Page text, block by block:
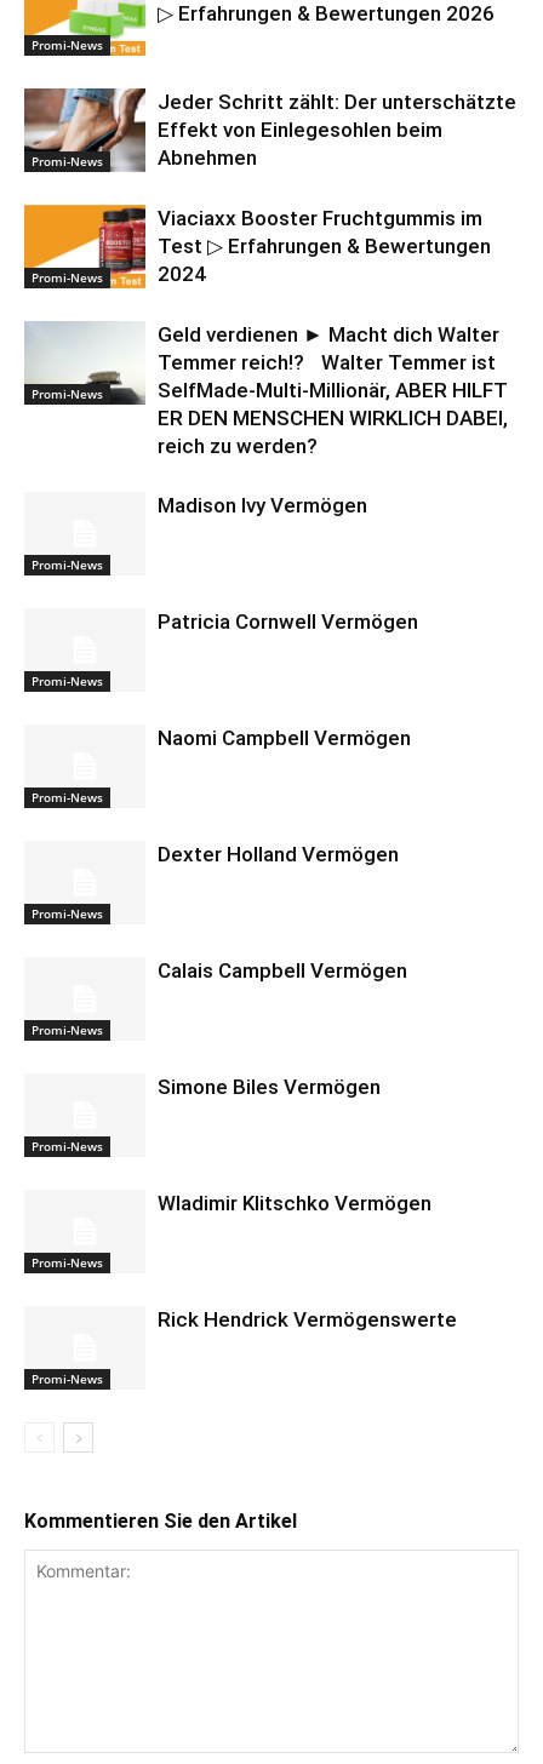
Promi-News
▷ Erfahrungen & Bewertungen 2026
Promi-News
Jeder Schritt zählt: Der unterschätzte
Effekt von Einlegesohlen beim
Abnehmen
Promi-News
Viaciaxx Booster Fruchtgummis im
Test ▷ Erfahrungen & Bewertungen
2024
Promi-News
Geld verdienen ► Macht dich Walter
Temmer reich!? Walter Temmer ist
SelfMade-Multi-Millionär, ABER HILFT
ER DEN MENSCHEN WIRKLICH DABEI,
reich zu werden?
Promi-News
Madison Ivy Vermögen
Promi-News
Patricia Cornwell Vermögen
Promi-News
Naomi Campbell Vermögen
Promi-News
Dexter Holland Vermögen
Promi-News
Calais Campbell Vermögen
Promi-News
Simone Biles Vermögen
Promi-News
Wladimir Klitschko Vermögen
Promi-News
Rick Hendrick Vermögenswerte
Kommentieren Sie den Artikel